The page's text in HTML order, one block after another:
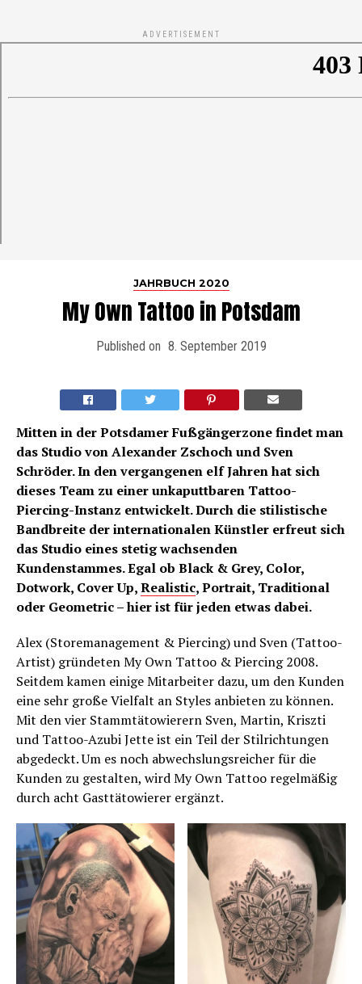
ADVERTISEMENT
JAHRBUCH 2020
My Own Tattoo in Potsdam
Published on 8. September 2019
Mitten in der Potsdamer Fußgängerzone findet man
das Studio von Alexander Zschoch und Sven
Schröder. In den vergangenen elf Jahren hat sich
dieses Team zu einer unkaputtbaren Tattoo-
Piercing-Instanz entwickelt. Durch die stilistische
Bandbreite der internationalen Künstler erfreut sich
das Studio eines stetig wachsenden
Kundenstammes. Egal ob Black & Grey, Color,
Dotwork, Cover Up,Realistic, Portrait, Traditional
oder Geometric – hier ist für jeden etwas dabei.
Alex (Storemanagement & Piercing) und Sven (Tattoo-
Artist) gründeten My Own Tattoo & Piercing 2008.
Seitdem kamen einige Mitarbeiter dazu, um den Kunden
eine sehr große Vielfalt an Styles anbieten zu können.
Mit den vier Stammtätowierern Sven, Martin, Kriszti
und Tattoo-Azubi Jette ist ein Teil der Stilrichtungen
abgedeckt. Um es noch abwechslungsreicher für die
Kunden zu gestalten, wird My Own Tattoo regelmäßig
durch acht Gasttätowierer ergänzt.